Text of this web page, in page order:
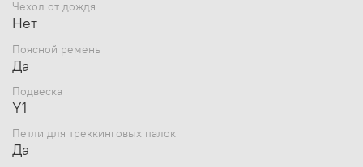
Чехол от дождя
Нет
Поясной ремень
Да
Подвеска
Y1
Петли для треккинговых палок
Да